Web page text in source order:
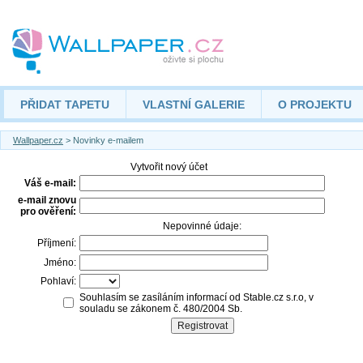
PŘIDAT TAPETU VLASTNÍ GALERIE O PROJEKTU
Wallpaper.cz > Novinky e-mailem